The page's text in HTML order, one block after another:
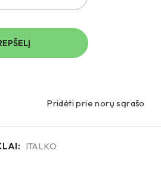
Pridėti prie norų sąrašo
ITALKO